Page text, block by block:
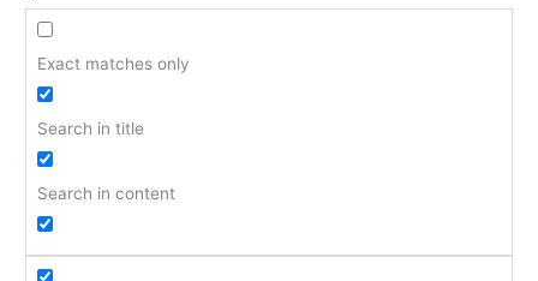
Exact matches only
Search in title
Search in content